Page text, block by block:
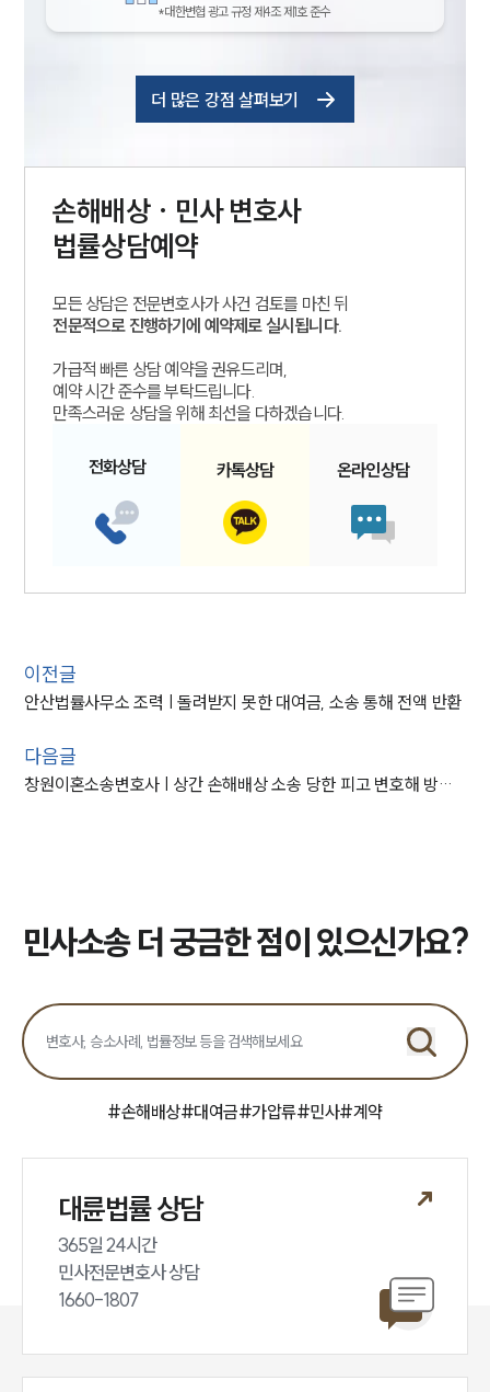
*대한변협 광고 규정 제4조 제1호 준수
더 많은 강점 살펴보기
손해배상 · 민사변호사
법률상담예약
모든 상담은 전문변호사가 사건 검토를 마친 뒤
전문적으로 진행하기에 예약제로 실시됩니다.
가급적 빠른 상담 예약을 권유드리며,
예약 시간 준수를 부탁드립니다.
만족스러운 상담을 위해 최선을 다하겠습니다.
전화상담 카톡상담 온라인상담
이전글
안산법률사무소 조력 | 돌려받지 못한 대여금, 소송 통해 전액 반환
다음글
창원이혼소송변호사 | 상간 손해배상 소송 당한 피고 변호해 방어 성공
민사소송 더 궁금한 점이 있으신가요?
#손해배상#대여금#가압류#민사#계약
대륜법률 상담
365일 24시간
민사전문변호사 상담
1660-1807